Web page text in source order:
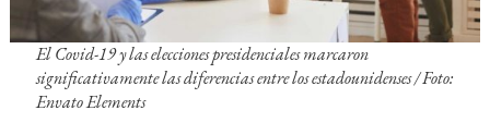
El Covid-19 y las elecciones presidenciales marcaron
significativamente las diferencias entre los estadounidenses/ Foto:
Envato Elements